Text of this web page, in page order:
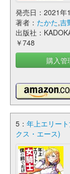
発売日：2021年
著者： たかた,吉
出版社：
￥748
購入管
5： 年上エリー
クス・エース)